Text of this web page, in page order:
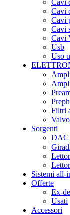
Cavi
Cavi
Cavi
Cavi
Cavi
Usb
Uso
Filtri
Sorgenti
DAC
Sistemi all-
Offerte
Ex-
Usati
Accessori